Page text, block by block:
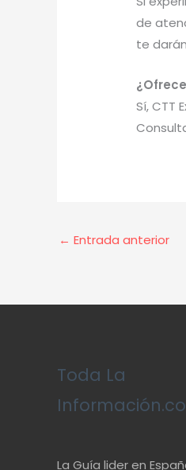
de
te
Sí, CTT
← Entrada anterior
Toda La
La Guía lider en